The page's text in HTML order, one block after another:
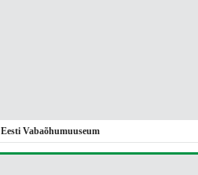
Eesti Vabaõhumuuseum